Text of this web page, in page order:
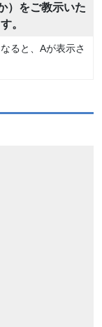
）をご教示いた
。
ると、Aが表示さ